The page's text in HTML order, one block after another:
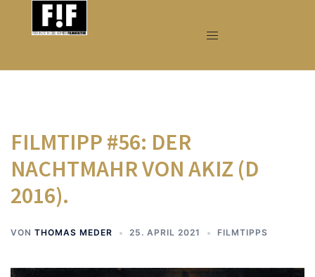
FILMTIPP #56: DER
NACHTMAHR VON AKIZ (D
2016).
VON THOMAS MEDER 25. APRIL 2021 FILMTIPPS